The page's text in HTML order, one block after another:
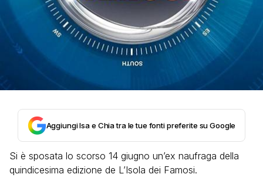
Aggiungi Isa e Chia tra le tue fonti preferite su Google
Si è sposata lo scorso 14 giugno un’ex naufraga della
quindicesima edizione de L’Isola dei Famosi.